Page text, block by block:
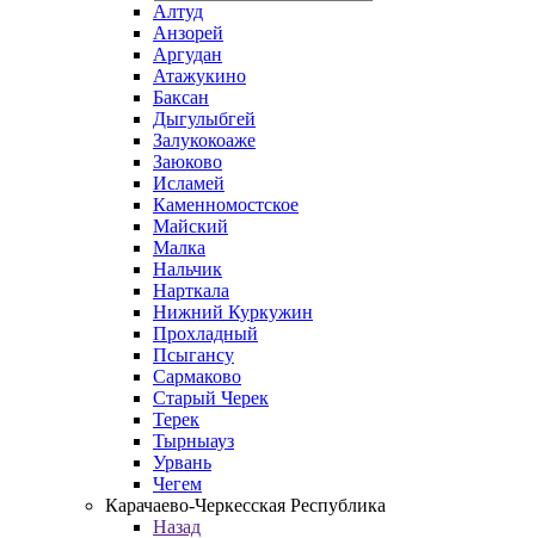
Алтуд
Анзорей
Аргудан
Атажукино
Баксан
Дыгулыбгей
Залукокоаже
Заюково
Исламей
Каменномостское
Майский
Малка
Нальчик
Нарткала
Нижний Куркужин
Прохладный
Псыгансу
Сармаково
Старый Черек
Терек
Тырныауз
Урвань
Чегем
Карачаево-Черкесская Республика
Назад